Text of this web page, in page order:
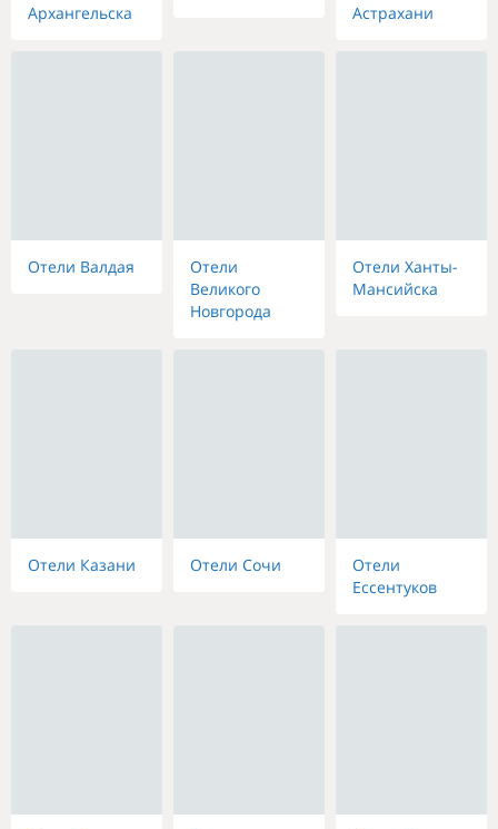
Архангельска
Астрахани
Отели Валдая
Отели
Великого
Новгорода
Отели Ханты-
Мансийска
Отели Казани Отели Сочи
Отели
Ессентуков